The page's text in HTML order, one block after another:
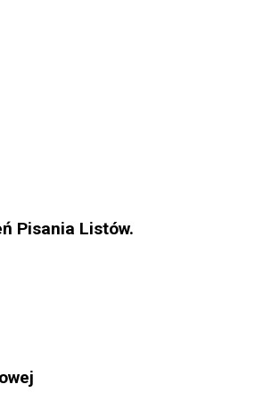
Pisania Listów.